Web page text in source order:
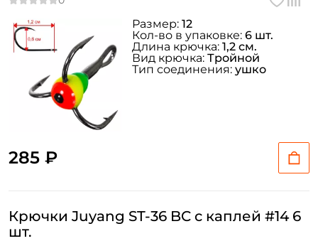
285 ₽
Размер: 12
Кол-во в упаковке: 6 шт.
Длина крючка: 1,2 см.
Вид крючка: Тройной
Тип соединения: ушко
Крючки Juyang ST-36 BC c каплей #14 6
шт.